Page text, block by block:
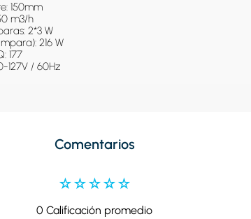
150mm
m3/h
2*3 W
216 W
177
127V / 60Hz
Comentarios
☆☆☆☆☆
0 Calificación promedio